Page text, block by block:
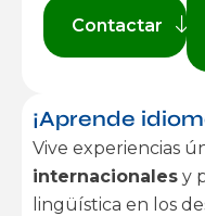
Contactar
¡Aprende
Vive experiencias
internacionales y
lingüística en los